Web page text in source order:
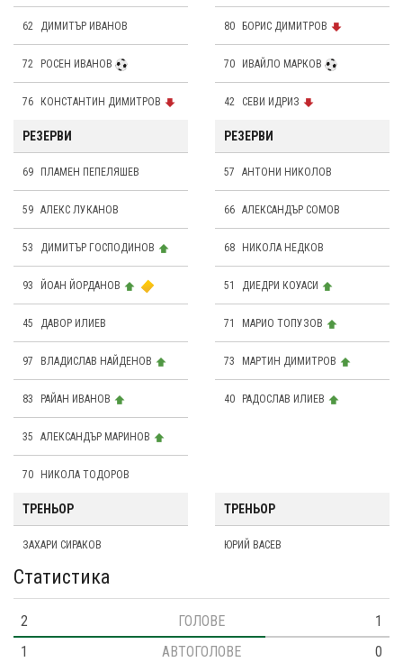
62 ДИМИТЪР ИВАНОВ
72 РОСЕН ИВАНОВ
76 КОНСТАНТИН ДИМИТРОВ
РЕЗЕРВИ
69 ПЛАМЕН ПЕПЕЛЯШЕВ
59 АЛЕКС ЛУКАНОВ
53 ДИМИТЪР ГОСПОДИНОВ
93 ЙОАН ЙОРДАНОВ
45 ДАВОР ИЛИЕВ
97 ВЛАДИСЛАВ НАЙДЕНОВ
83 РАЙАН ИВАНОВ
35 АЛЕКСАНДЪР МАРИНОВ
70 НИКОЛА ТОДОРОВ
80 БОРИС ДИМИТРОВ
70 ИВАЙЛО МАРКОВ
42 СЕВИ ИДРИЗ
РЕЗЕРВИ
57 АНТОНИ НИКОЛОВ
66 АЛЕКСАНДЪР СОМОВ
68 НИКОЛА НЕДКОВ
51 ДИЕДРИ КОУАСИ
71 МАРИО ТОПУЗОВ
73 МАРТИН ДИМИТРОВ
40 РАДОСЛАВ ИЛИЕВ
ТРЕНЬОР
ЗАХАРИ СИРАКОВ
ТРЕНЬОР
ЮРИЙ ВАСЕВ
Статистика
2 ГОЛОВЕ
1
1
АВТОГОЛОВЕ
0